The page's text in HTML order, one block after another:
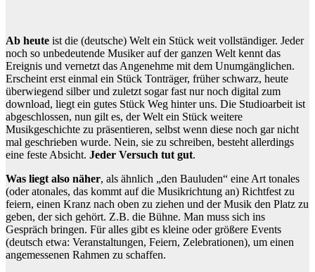
Ab heute ist die (deutsche) Welt ein Stück weit vollständiger. Jeder
noch so unbedeutende Musiker auf der ganzen Welt kennt das
Ereignis und vernetzt das Angenehme mit dem Unumgänglichen.
Erscheint erst einmal ein Stück Tonträger, früher schwarz, heute
überwiegend silber und zuletzt sogar fast nur noch digital zum
download, liegt ein gutes Stück Weg hinter uns. Die Studioarbeit ist
abgeschlossen, nun gilt es, der Welt ein Stück weitere
Musikgeschichte zu präsentieren, selbst wenn diese noch gar nicht
mal geschrieben wurde. Nein, sie zu schreiben, besteht allerdings
eine feste Absicht. Jeder Versuch tut gut.
Was liegt also näher, als ähnlich „den Bauluden“ eine Art tonales
(oder atonales, das kommt auf die Musikrichtung an) Richtfest zu
feiern, einen Kranz nach oben zu ziehen und der Musik den Platz zu
geben, der sich gehört. Z.B. die Bühne. Man muss sich ins
Gespräch bringen. Für alles gibt es kleine oder größere Events
(deutsch etwa: Veranstaltungen, Feiern, Zelebrationen), um einen
angemessenen Rahmen zu schaffen.